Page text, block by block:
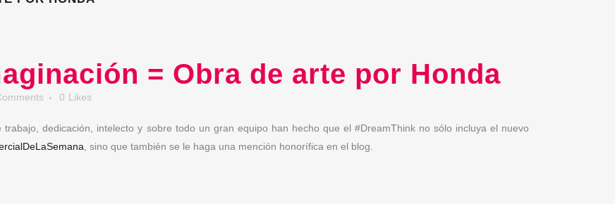
= Obra de arte por Honda
0 Likes
dedicación, intelecto y sobre todo un gran equipo han hecho que el #DreamThink no sólo incluya el nuevo
, sino que también se le haga una mención honorífica en el blog.